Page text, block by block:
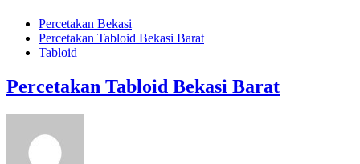
Percetakan Bekasi
Percetakan Tabloid Bekasi Barat
Tabloid
Percetakan Tabloid Bekasi Barat